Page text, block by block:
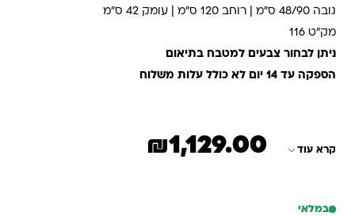
גובה 48/90 ס"מ | רוחב 120 ס"מ | עומק 42 ס"מ
מק"ט 116
ניתן לבחור צבעים למטבח בתיאום
הספקה עד 14 יום לא כולל עלות משלוח
קרא עוד ₪1,129.00
במלאי